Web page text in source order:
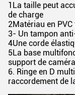
1La taille peut
de charge
2Matériau en
3- Un tampon
4Une corde
5La base
support de
6. Ringe en D
raccordement de